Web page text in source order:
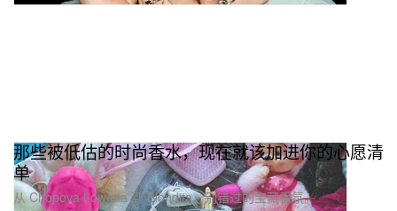
那些被低估的时尚香水，现在就该加进你的心愿清
单
从 Chopova Lowena 到 Blondita，别错过的宝藏香氛。